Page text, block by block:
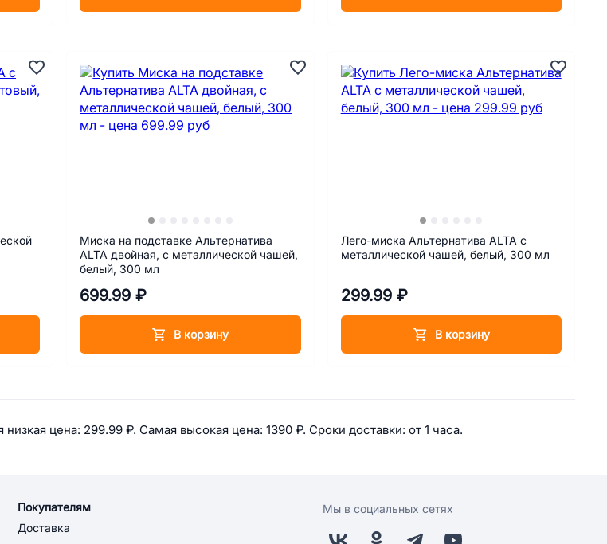
Миска на подставке Альтернатива
ALTA двойная, с металлической чашей,
белый, 300 мл
699.99 ₽
В корзину
Лего-миска Альтернатива ALTA с
металлической чашей, белый, 300 мл
299.99 ₽
В корзину
по категории: Миски для собак средних пород на
низкая цена: 299.99 ₽. Самая высокая цена: 1390 ₽. Сроки доставки: от 1 часа.
Покупателям
Доставка
Мы в социальных сетях